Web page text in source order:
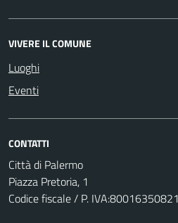
VIVERE IL COMUNE
Luoghi
Eventi
CONTATTI
Città di Palermo
Piazza Pretoria, 1
Codice fiscale / P. IVA:80016350821